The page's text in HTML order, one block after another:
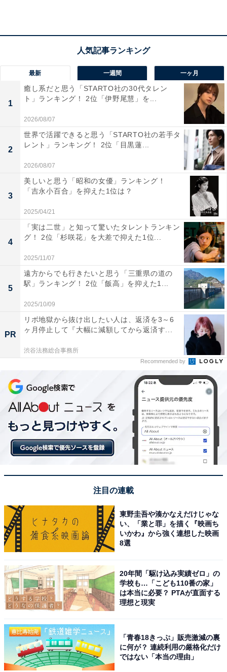
1位：日本大学／139票
日本大学が「お金持ちなイメージがある」大学の1位と
なった背景には、医学部や歯学部などの難関で学費が高
い学部を擁していることが大きく影響しています。これ
らの学部は特に家庭の経済力が求められる傾向にあるた
め、「日大＝富裕層の家庭の子弟も多い」というイメー
ジに繋がりやすいでしょう。また、大規模な総合大学と
して全国に広大な敷地や施設を所有し、潤沢な大学運営
が行われているという認識も、人々に「お金持ち」とい
う印象を与えます。歴史的にも社会的に影響力の高い卒
業生が多いことも、ブランドの格付けを上げていると言
回答者からは「医学部があるのでその分学費が高くお金
持ちでないといけない人が多いと思う」（30代女性／東
京都）、「スケールが大きい分維持にも費用がかかりそ
うな印象があり、学費が高そうなイメージがあるため」
（20代女性／埼玉県）、「社長輩出数で日本一だから」
（40代男性／東京都）といった声が集まりました。
※回答者からのコメントは原文ママです
この記事の執筆者： 坂上 恵
All About ニュースの編集者。オールアバウトに入社後、SNSトレン
ドにフォーカスした記事執筆やSEOライティングの経験を経て、の
ちにAll About ニュースチームのメンバーに加入。現在は旅行・カル
チャー・エンタメなどを中心に企画編集を担当。東京都出身。居酒
...続きを読む
次ページ 4位までのランキング結果を見る
最新 一週間 一ヶ月
1
癒し系だと思う「STARTO社の30代タレン
ト」ランキング！ 2位「伊野尾慧」を...
2026/08/07
2
世界で活躍できると思う「STARTO社の若手タ
レント」ランキング！ 2位「目黒蓮...
2026/08/07
3
美しいと思う「昭和の女優」ランキング！
「吉永小百合」を抑えた1位は？
2025/04/21
4
「実は二世」と知って驚いたタレントランキン
グ！ 2位「杉咲花」を大差で抑えた1位...
2025/11/07
5
遠方からでも行きたいと思う「三重県の道の
駅」ランキング！ 2位「飯高」を抑えた1...
2025/10/09
PR
リボ地獄から抜け出したい人は、返済を3～6
ヶ月停止して『大幅に減額してから返済す...
渋谷法務総合事務所
Recommended by
注目の連載
東野圭吾や湊かなえだけじゃな
い、「業と罪」を描く『映画ち
いかわ』から強く連想した映画
8選
20年間「駆け込み実績ゼロ」の
学校も…「こども110番の家」
は本当に必要？ PTAが直面する
理想と現実
「青春18きっぷ」販売激減の裏
に何が？ 連続利用の厳格化だけ
ではない「本当の理由」